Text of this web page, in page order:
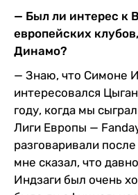
— Был ли интерес к
европейских
Динамо?
— Знаю, что Симоне
интересовался
году, когда мы
Лиги Европы —
разговаривали
мне сказал, что
Индзаги был очень